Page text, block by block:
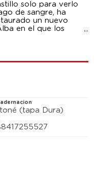
solo para verlo
de sangre, ha
un nuevo
en el que los
Llevada por una
a un oscuro ritual:
y trata de
a sus
(tapa Dura)